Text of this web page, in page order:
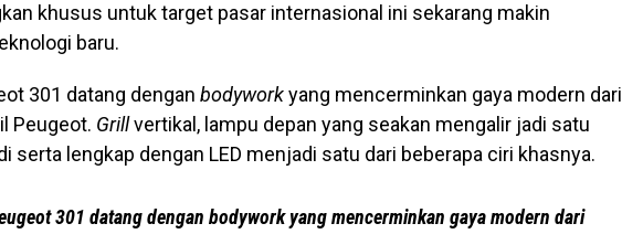
khusus untuk target pasar internasional ini sekarang makin
baru.
301 datang dengan bodyworkyang mencerminkan gaya modern dari
Peugeot. Grillvertikal, lampu depan yang seakan mengalir jadi satu
serta lengkap dengan LED menjadi satu dari beberapa ciri khasnya.
301 datang dengan bodywork yang mencerminkan gaya modern dari